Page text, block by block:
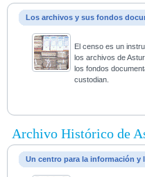
Los archivos y sus fondos
El censo es un
los archivos de
los fondos
custodian.
Archivo Histórico de
Un centro para la información y